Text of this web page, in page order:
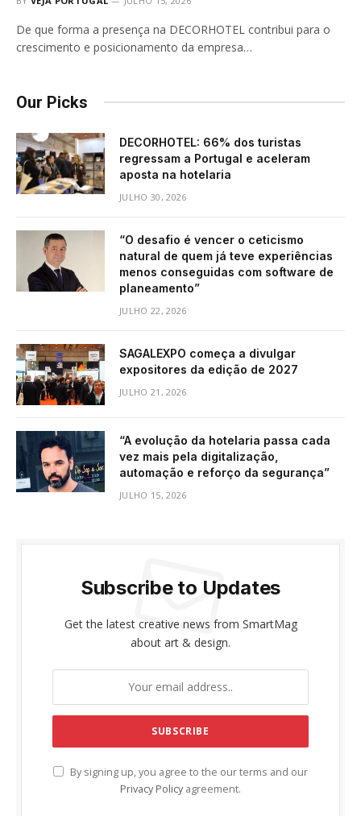
De que forma a presença na DECORHOTEL contribui para o
crescimento e posicionamento da empresa…
Our Picks
DECORHOTEL: 66% dos turistas
regressam a Portugal e aceleram
aposta na hotelaria
JULHO 30, 2026
“O desafio é vencer o ceticismo
natural de quem já teve experiências
menos conseguidas com software de
planeamento”
JULHO 22, 2026
SAGALEXPO começa a divulgar
expositores da edição de 2027
JULHO 21, 2026
“A evolução da hotelaria passa cada
vez mais pela digitalização,
automação e reforço da segurança”
JULHO 15, 2026
Subscribe to Updates
Get the latest creative news from SmartMag
about art & design.
By signing up, you agree to the our terms and our
Privacy Policy agreement.